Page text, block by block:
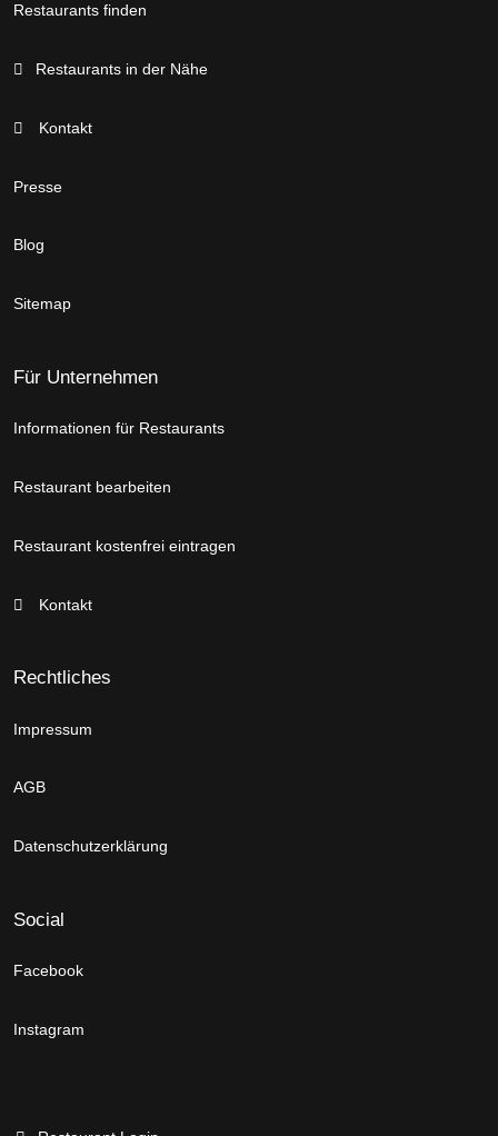
Restaurants finden
Restaurants in der Nähe
Kontakt
Presse
Blog
Sitemap
Für Unternehmen
Informationen für Restaurants
Restaurant bearbeiten
Restaurant kostenfrei eintragen
Kontakt
Rechtliches
Impressum
AGB
Datenschutzerklärung
Social
Facebook
Instagram